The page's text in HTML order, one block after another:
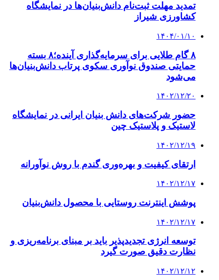
تمدید مهلت ثبت‌نام دانش‌بنیان‌ها در نمایشگاه
کشاورزی شیراز
۱۴۰۴/۰۱/۱۰
۸ گام طلایی برای سرمایه‌گذاری آینده؛۸ بسته
حمایتی صندوق نوآوری سکوی پرتاب دانش‌بنیان‌ها
می‌شود
۱۴۰۲/۱۲/۲۰
حضور شرکت‌های دانش بنیان ایرانی در نمایشگاه
لاستیک و پلاستیک چین
۱۴۰۲/۱۲/۱۹
ارتقای کیفیت و بهره‌وری گندم با روش نوآورانه
۱۴۰۲/۱۲/۱۷
پوشش اینترنت روستایی با محصول دانش‌بنیان
۱۴۰۲/۱۲/۱۷
توسعه انرژی تجدیدپذیر باید بر مبنای برنامه‌ریزی و
نظارت دقیق صورت گیرد
۱۴۰۲/۱۲/۱۲